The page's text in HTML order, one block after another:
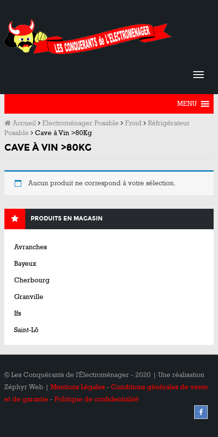
MENU
Accueil Electroménager Posable Froid
Réfrigérateur
Posable
Cave à Vin >80Kg
CAVE À VIN >80KG
Aucun produit ne correspond à votre sélection.
PRODUITS EN MAGASIN
Avranches
Bayeux
Cherbourg
Granville
Ifs
Saint-Lô
© Les Conquérants de l'Électroménager - 2020 | Une réalisation
Zéphyr Web | Mentions Légales - Conditions générales de vente
et de garantie - Politique de confidentialité